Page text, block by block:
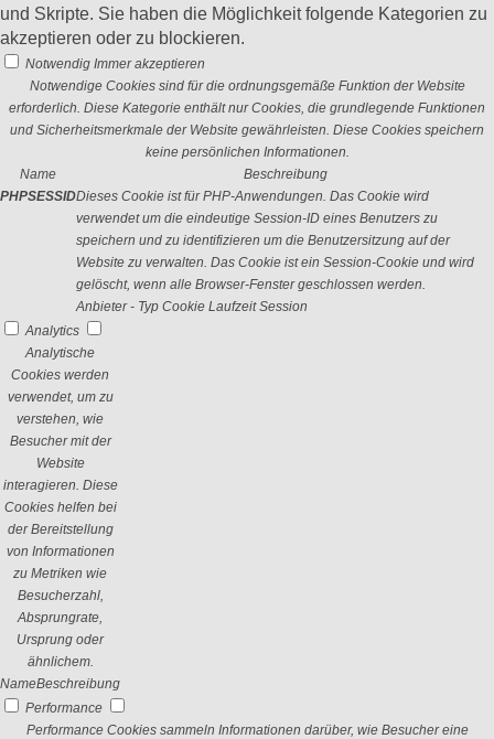
und Skripte. Sie haben die Möglichkeit folgende Kategorien zu
akzeptieren oder zu blockieren.
Notwendig Immer akzeptieren
Notwendige Cookies sind für die ordnungsgemäße Funktion der Website
erforderlich. Diese Kategorie enthält nur Cookies, die grundlegende Funktionen
und Sicherheitsmerkmale der Website gewährleisten. Diese Cookies speichern
keine persönlichen Informationen.
Name
Beschreibung
PHPSESSIDDieses Cookie ist für PHP-Anwendungen. Das Cookie wird
verwendet um die eindeutige Session-ID eines Benutzers zu
speichern und zu identifizieren um die Benutzersitzung auf der
Website zu verwalten. Das Cookie ist ein Session-Cookie und wird
gelöscht, wenn alle Browser-Fenster geschlossen werden.
Anbieter - Typ Cookie Laufzeit Session
Analytics
Analytische
Cookies werden
verwendet, um zu
verstehen, wie
Besucher mit der
Website
interagieren. Diese
Cookies helfen bei
der Bereitstellung
von Informationen
zu Metriken wie
Besucherzahl,
Absprungrate,
Ursprung oder
ähnlichem.
NameBeschreibung
Performance
Performance Cookies sammeln Informationen darüber, wie Besucher eine